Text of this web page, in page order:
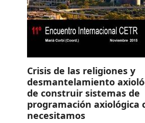
Crisis de las religiones y
desmantelamiento
de construir sistemas de
programación axiológica
necesitamos